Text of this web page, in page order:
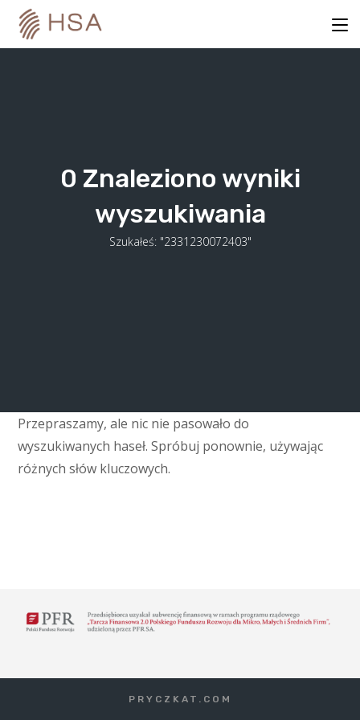
content
0 Znaleziono wyniki
wyszukiwania
Szukałeś: "2331230072403"
Przepraszamy, ale nic nie pasowało do
wyszukiwanych haseł. Spróbuj ponownie, używając
różnych słów kluczowych.
PRYCZKAT.COM